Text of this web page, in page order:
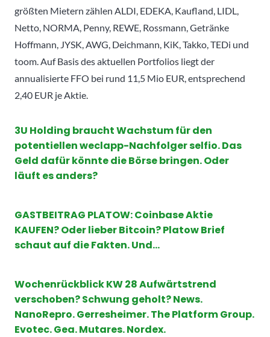
größten Mietern zählen ALDI, EDEKA, Kaufland, LIDL,
Netto, NORMA, Penny, REWE, Rossmann, Getränke
Hoffmann, JYSK, AWG, Deichmann, KiK, Takko, TEDi und
toom. Auf Basis des aktuellen Portfolios liegt der
annualisierte FFO bei rund 11,5 Mio EUR, entsprechend
2,40 EUR je Aktie.
3U Holding braucht Wachstum für den
potentiellen weclapp-Nachfolger selfio. Das
Geld dafür könnte die Börse bringen. Oder
läuft es anders?
GASTBEITRAG PLATOW: Coinbase Aktie
KAUFEN? Oder lieber Bitcoin? Platow Brief
schaut auf die Fakten. Und…
Wochenrückblick KW 28 Aufwärtstrend
verschoben? Schwung geholt? News.
NanoRepro. Gerresheimer. The Platform Group.
Evotec. Gea. Mutares. Nordex.